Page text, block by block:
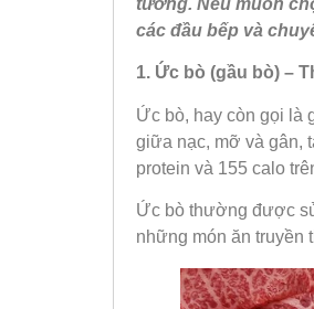
các đầu bếp và
1. Ức bò (gầu bò) –
Ức bò, hay còn gọi là
giữa nạc, mỡ và gân,
protein và 155 calo
Ức bò thường được
những món ăn truyền